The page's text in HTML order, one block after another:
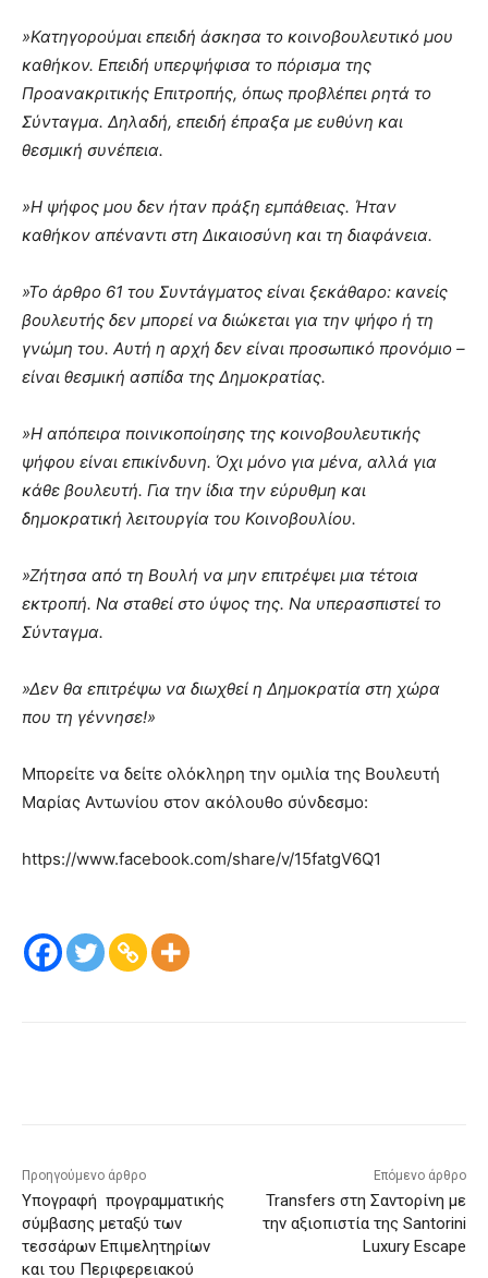
»Κατηγορούμαι επειδή άσκησα το κοινοβουλευτικό μου
καθήκον. Επειδή υπερψήφισα το πόρισμα της
Προανακριτικής Επιτροπής, όπως προβλέπει ρητά το
Σύνταγμα. Δηλαδή, επειδή έπραξα με ευθύνη και
θεσμική συνέπεια.
»Η ψήφος μου δεν ήταν πράξη εμπάθειας. Ήταν
καθήκον απέναντι στη Δικαιοσύνη και τη διαφάνεια.
»Το άρθρο 61 του Συντάγματος είναι ξεκάθαρο: κανείς
βουλευτής δεν μπορεί να διώκεται για την ψήφο ή τη
γνώμη του. Αυτή η αρχή δεν είναι προσωπικό προνόμιο –
είναι θεσμική ασπίδα της Δημοκρατίας.
»Η απόπειρα ποινικοποίησης της κοινοβουλευτικής
ψήφου είναι επικίνδυνη. Όχι μόνο για μένα, αλλά για
κάθε βουλευτή. Για την ίδια την εύρυθμη και
δημοκρατική λειτουργία του Κοινοβουλίου.
»Ζήτησα από τη Βουλή να μην επιτρέψει μια τέτοια
εκτροπή. Να σταθεί στο ύψος της. Να υπερασπιστεί το
Σύνταγμα.
»Δεν θα επιτρέψω να διωχθεί η Δημοκρατία στη χώρα
που τη γέννησε!»
Μπορείτε να δείτε ολόκληρη την ομιλία της Βουλευτή
Μαρίας Αντωνίου στον ακόλουθο σύνδεσμο:
https://www.facebook.com/share/v/15fatgV6Q1
Προηγούμενο άρθρο
Yπογραφή προγραμματικής
σύμβασης μεταξύ των
τεσσάρων Επιμελητηρίων
και του Περιφερειακού
Επόμενο άρθρο
Transfers στη Σαντορίνη με
την αξιοπιστία της Santorini
Luxury Escape